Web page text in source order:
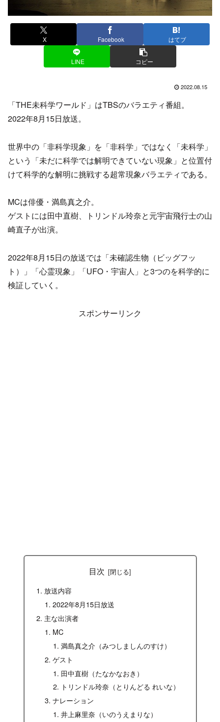
X Facebook はてブ
LINE コピー
2022.08.15
「THE未科学ワールド」はTBSのバラエティ番組。
2022年8月15日放送。
世界中の「非科学現象」を「非科学」ではなく「未科学」
という「未だに科学では解明できていない現象」と位置付
けて科学的な解明に挑戦する超常現象バラエティである。
MCは俳優・満島真之介。
ゲストには田中直樹、トリンドル玲奈と元宇宙飛行士の山
崎直子が出演。
2022年8月15日の放送では「未確認生物（ビッグフッ
ト）」「心霊現象」「UFO・宇宙人」と3つのを科学的に
検証していく。
スポンサーリンク
目次
放送内容
2022年8月15日放送
主な出演者
MC
満島真之介（みつしましんのすけ）
ゲスト
田中直樹（たなかなおき）
トリンドル玲奈（とりんどる れいな）
ナレーション
井上麻里奈（いのうえまりな）